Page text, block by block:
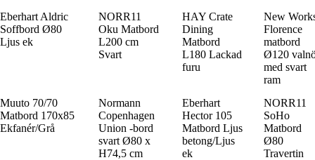
Eberhart Aldric
Soffbord Ø80
Ljus ek
NORR11
Oku Matbord
L200 cm
Svart
HAY Crate
Dining
Matbord
L180 Lackad
furu
New
Florence
matbord
Ø120
med svart
ram
Muuto 70/70
Matbord 170x85
Ekfanér/Grå
Normann
Copenhagen
Union -bord
svart Ø80 x
H74,5 cm
Eberhart
Hector 105
Matbord Ljus
betong/Ljus
ek
NORR11
SoHo
Matbord
Ø80
Travertin